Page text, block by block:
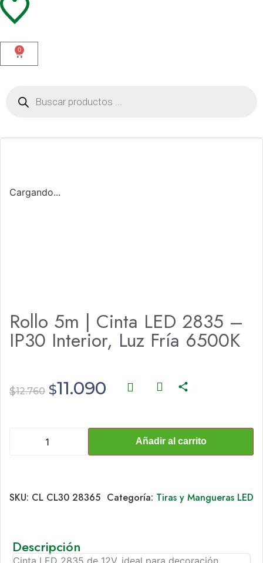
0
Cargando...
Rollo 5m | Cinta LED 2835 –
IP30 Interior, Luz Fría 6500K
$12.760 $11.090
Añadir al carrito
SKU: CL CL30 28365 Categoría: Tiras y Mangueras LED
Descripción
Cinta LED 2835 de 12V, ideal para decoración